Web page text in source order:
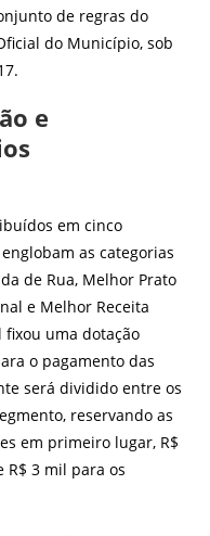
de regras do
do Município, sob
e
em cinco
as categorias
de Rua, Melhor Prato
e Melhor Receita
fixou uma dotação
o pagamento das
será dividido entre os
reservando as
em primeiro lugar, R$
R$ 3 mil para os